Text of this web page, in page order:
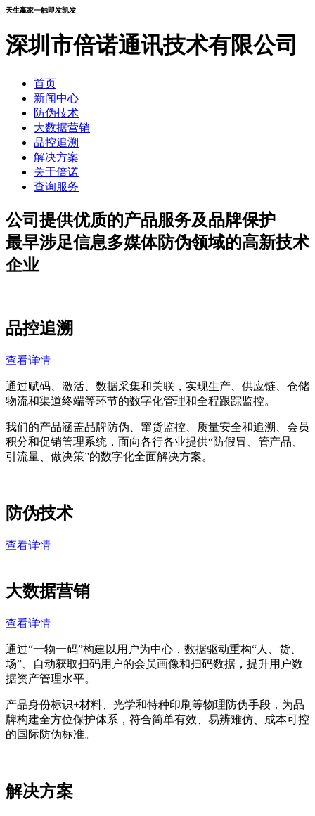
天生赢家一触即发凯发
深圳市倍诺通讯技术有限公司
首页
新闻中心
防伪技术
大数据营销
品控追溯
解决方案
关于倍诺
查询服务
公司提供优质的产品服务及品牌保护
最早涉足信息多媒体防伪领域的高新技术
企业
品控追溯
查看详情
通过赋码、激活、数据采集和关联，实现生产、供应链、仓储
物流和渠道终端等环节的数字化管理和全程跟踪监控。
我们的产品涵盖品牌防伪、窜货监控、质量安全和追溯、会员
积分和促销管理系统，面向各行各业提供“防假冒、管产品、
引流量、做决策”的数字化全面解决方案。
防伪技术
查看详情
大数据营销
查看详情
通过“一物一码”构建以用户为中心，数据驱动重构“人、货、
场”、自动获取扫码用户的会员画像和扫码数据，提升用户数
据资产管理水平。
产品身份标识+材料、光学和特种印刷等物理防伪手段，为品
牌构建全方位保护体系，符合简单有效、易辨难仿、成本可控
的国际防伪标准。
解决方案